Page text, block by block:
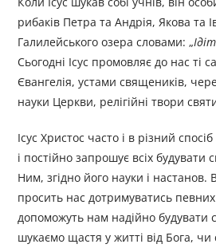
рибаків Петра та Андрія, Якова та
Галилейського озера словами: „
Сьогодні Ісус промовляє до нас ті
Євангелія, устами священиків,
науки Церкви, релігійні твори
Ісус Христос часто і в різний
і постійно запрошує всіх будувати
Ним, згідно його науки і настанов.
просить нас дотримуватись певних
допоможуть нам надійно будувати
шукаємо щастя у житті від Бога,